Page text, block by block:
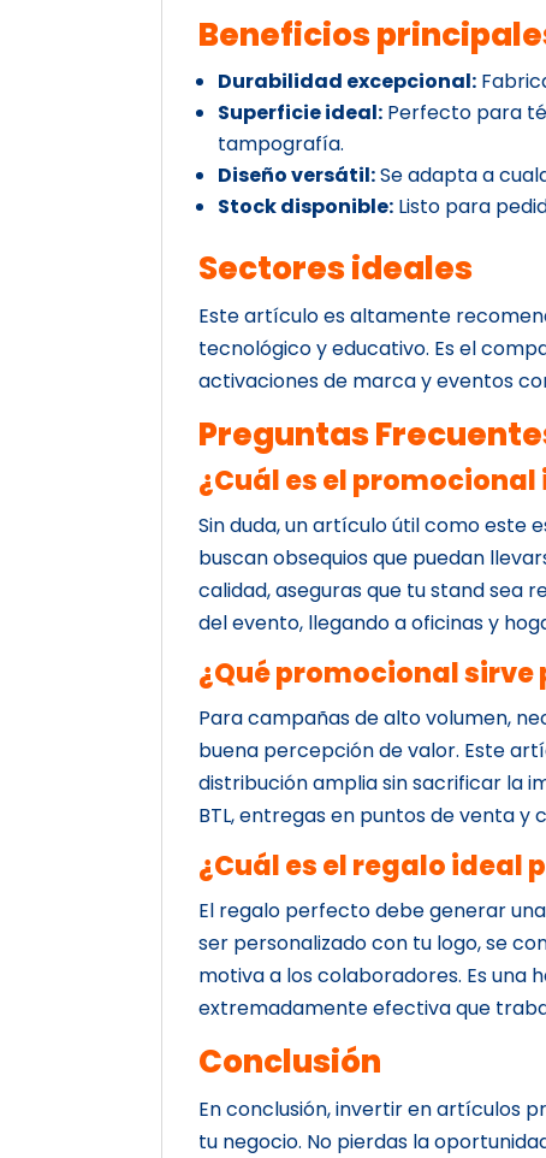
Beneficios
Durabilidad excepcional:
Superficie ideal: Perfecto para
tampografía.
Diseño versátil:Se adapta a
Stock disponible: Listo para
Sectores ideales
Este artículo es altamente
tecnológico y educativo. Es el
activaciones de marca y eventos
Preguntas
¿Cuál es el
Sin duda, un artículo útil como este
buscan obsequios que puedan
calidad, aseguras que tu stand sea
del evento, llegando a oficinas y
¿Qué promocional
Para campañas de alto volumen,
buena percepción de valor. Este
distribución amplia sin sacrificar la
BTL, entregas en puntos de venta y
¿Cuál es el regalo ideal
El regalo perfecto debe generar
ser personalizado con tu logo, se
motiva a los colaboradores. Es una
extremadamente efectiva que
Conclusión
En conclusión, invertir en artículos
tu negocio. No pierdas la